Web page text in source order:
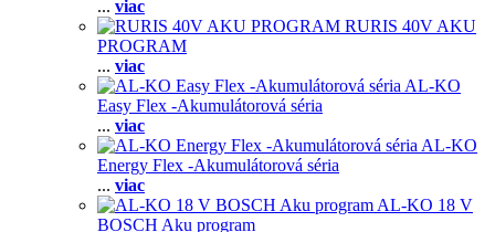
... viac
RURIS 40V AKU
PROGRAM
... viac
AL-KO
Easy Flex -Akumulátorová séria
... viac
AL-KO
Energy Flex -Akumulátorová séria
... viac
AL-KO 18 V
BOSCH Aku program